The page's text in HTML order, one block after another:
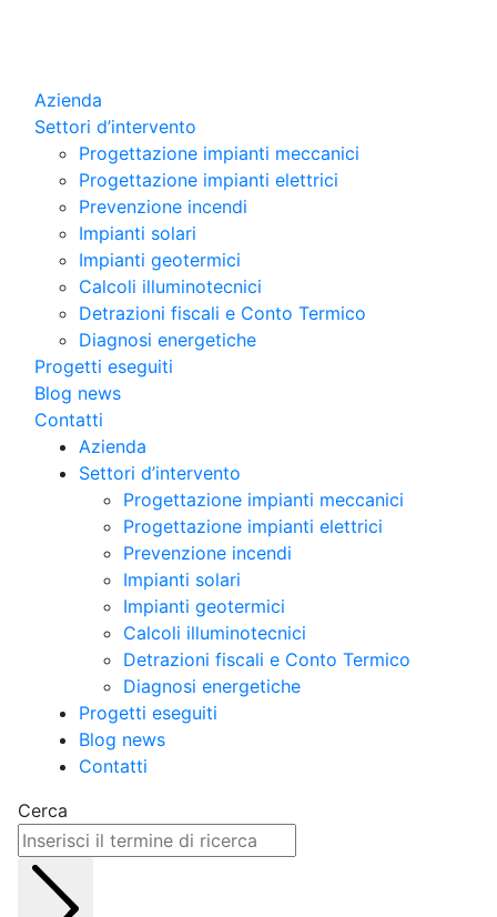
Azienda
Settori d’intervento
Progettazione impianti meccanici
Progettazione impianti elettrici
Prevenzione incendi
Impianti solari
Impianti geotermici
Calcoli illuminotecnici
Detrazioni fiscali e Conto Termico
Diagnosi energetiche
Progetti eseguiti
Blog news
Contatti
Azienda
Settori d’intervento
Progettazione impianti meccanici
Progettazione impianti elettrici
Prevenzione incendi
Impianti solari
Impianti geotermici
Calcoli illuminotecnici
Detrazioni fiscali e Conto Termico
Diagnosi energetiche
Progetti eseguiti
Blog news
Contatti
Cerca